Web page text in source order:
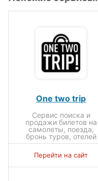
One two trip
Сервис поиска и
продажи билетов на
самолеты, поезда,
бронь туров, отелей
Перейти на сайт